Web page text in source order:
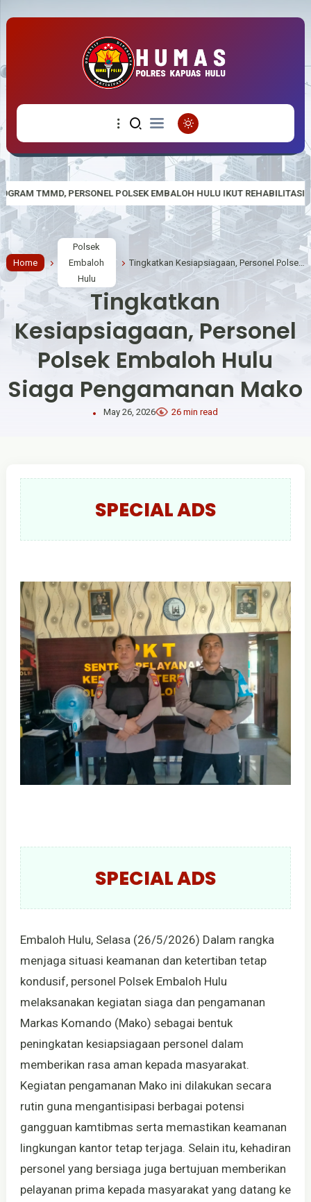
EMBALOH HULU IKUT REHABILITASI RUMAH TIDAK LAYAK HUNI
Home
Polsek
Embaloh
Hulu
Tingkatkan Kesiapsiagaan, Personel Polsek Embaloh Hulu Siaga Pengamanan Mako
Tingkatkan
Kesiapsiagaan, Personel
Polsek Embaloh Hulu
Siaga Pengamanan Mako
May 26, 2026 26 min read
SPECIAL ADS
SPECIAL ADS
Embaloh Hulu, Selasa (26/5/2026) Dalam rangka
menjaga situasi keamanan dan ketertiban tetap
kondusif, personel Polsek Embaloh Hulu
melaksanakan kegiatan siaga dan pengamanan
Markas Komando (Mako) sebagai bentuk
peningkatan kesiapsiagaan personel dalam
memberikan rasa aman kepada masyarakat.
Kegiatan pengamanan Mako ini dilakukan secara
rutin guna mengantisipasi berbagai potensi
gangguan kamtibmas serta memastikan keamanan
lingkungan kantor tetap terjaga. Selain itu, kehadiran
personel yang bersiaga juga bertujuan memberikan
pelayanan prima kepada masyarakat yang datang ke